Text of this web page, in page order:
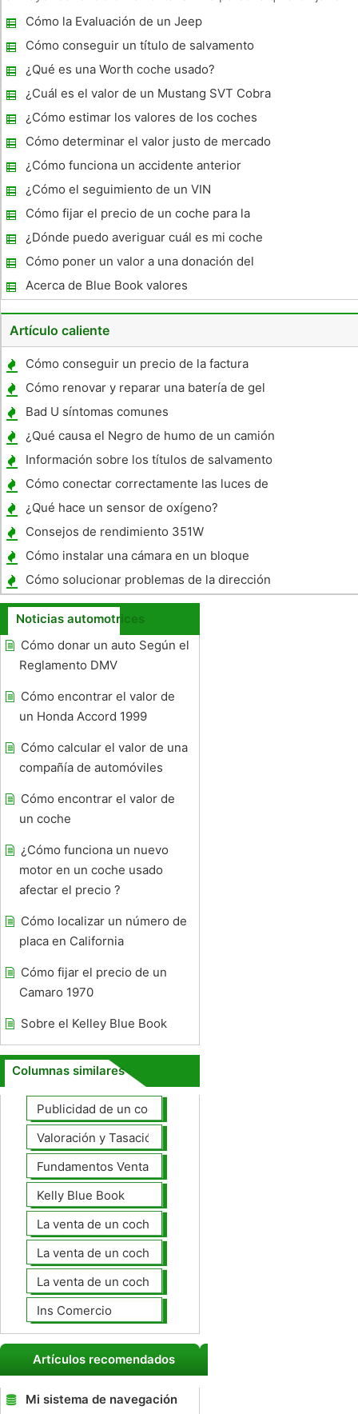
correcto, es de suma importancia para evaluar el camión
Chevy u
Cómo la Evaluación de un Jeep
Cómo conseguir un título de salvamento
para un coche Totalizó
¿Qué es una Worth coche usado?
¿Cuál es el valor de un Mustang SVT Cobra
1995 ?
¿Cómo estimar los valores de los coches
clásicos
Cómo determinar el valor justo de mercado
de un coche
¿Cómo funciona un accidente anterior
afectan el precio de un coche?
¿Cómo el seguimiento de un VIN
Cómo fijar el precio de un coche para la
venta
¿Dónde puedo averiguar cuál es mi coche
vale la pena?
Cómo poner un valor a una donación del
coche
Acerca de Blue Book valores
Artículo caliente
Cómo conseguir un precio de la factura
Cómo renovar y reparar una batería de gel
de plomo
Bad U síntomas comunes
¿Qué causa el Negro de humo de un camión
Diesel?
Información sobre los títulos de salvamento
en California
Cómo conectar correctamente las luces de
conducción
¿Qué hace un sensor de oxígeno?
Consejos de rendimiento 351W
Cómo instalar una cámara en un bloque
pequeño de Chevy
Cómo solucionar problemas de la dirección
asistida en un Ford
Noticias automotrices
Cómo donar un auto Según el
Reglamento DMV
Cómo encontrar el valor de
un Honda Accord 1999
Cómo calcular el valor de una
compañía de automóviles
Cómo encontrar el valor de
un coche
¿Cómo funciona un nuevo
motor en un coche usado
afectar el precio ?
Cómo localizar un número de
placa en California
Cómo fijar el precio de un
Camaro 1970
Sobre el Kelley Blue Book
Columnas similares
Publicidad de un coche para la venta
Valoración y Tasación
Fundamentos Venta de coches
Kelly Blue Book
La venta de un coche en línea
La venta de un coche usted mismo
La venta de un coche a un taller de
Ins Comercio
Artículos recomendados
Mi sistema de navegación